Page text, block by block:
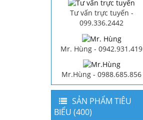
Tư vấn trực tuyến -
099.336.2442
Mr. Hùng - 0942.931.419
Mr.Hùng - 0988.685.856
SẢN PHẨM TIÊU
BIỂU (400)